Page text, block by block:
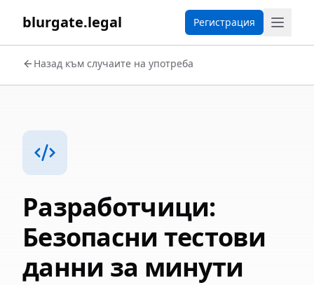
blurgate.legal Регистрация
Назад към случаите на употреба
Разработчици:
Безопасни тестови
данни за минути